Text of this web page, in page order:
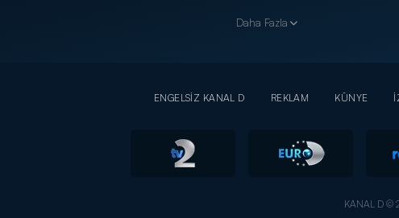
Daha Fazla
ENGELSİZ KANAL D REKLAM KÜNYE
KANAL D ©